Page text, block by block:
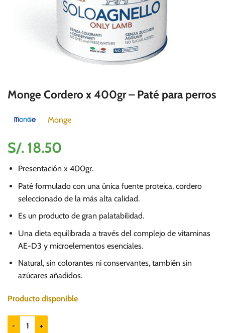
Monge Cordero x 400gr – Paté para perros
Monge
S/. 18.50
Presentación x 400gr.
Paté formulado con una única fuente proteica, cordero
seleccionado de la más alta calidad.
Es un producto de gran palatabilidad.
Una dieta equilibrada a través del complejo de vitaminas
AE-D3 y microelementos esenciales.
Natural, sin colorantes ni conservantes, también sin
azúcares añadidos.
Producto disponible
Monge Cordero x 400gr - Paté para perros cantidad